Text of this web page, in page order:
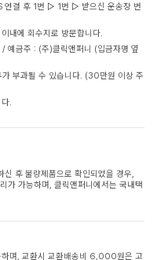
결 후 1번 ▷ 1번 ▷ 받으신 운송장 번
내에 회수지로 방문합니다.
금주 : (주)클릭앤퍼니 (입금자명 옆
부과될 수 있습니다. (30만원 이상 주
.
후 불량제품으로 확인되었을 경우,
가 가능하며, 클릭앤퍼니에서는 국내택
하며, 교환시 교환배송비 6,000원은 고